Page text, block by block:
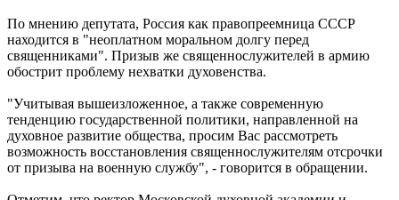
По мнению депутата, Россия как правопреемница СССР
находится в "неоплатном моральном долгу перед
священниками". Призыв же священнослужителей в армию
обострит проблему нехватки духовенства.
"Учитывая вышеизложенное, а также современную
тенденцию государственной политики, направленной на
духовное развитие общества, просим Вас рассмотреть
возможность восстановления священнослужителям отсрочки
от призыва на военную службу", - говорится в обращении.